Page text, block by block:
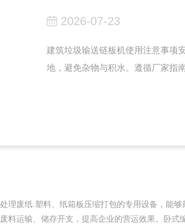
2026-07-23
建筑垃圾输送链板机使用注意事项
地，避免杂物与积水。遵循厂家指
理废纸.塑料、纸箱板压缩打包的专用设备，能
运输、储存开支，提高企业的营运效果。卧式